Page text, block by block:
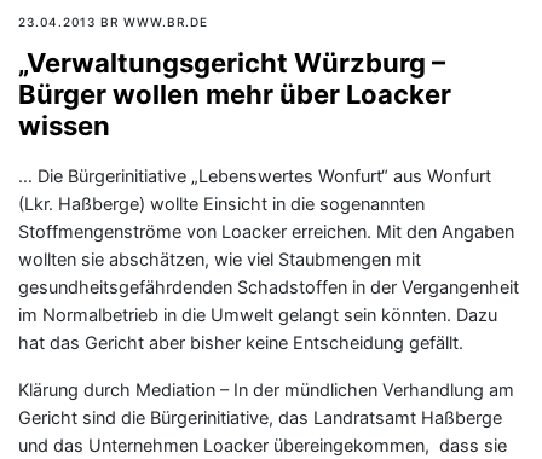
23.04.2013 BR WWW.BR.DE
„Verwaltungsgericht Würzburg –
Bürger wollen mehr über Loacker
wissen
… Die Bürgerinitiative „Lebenswertes Wonfurt“ aus Wonfurt
(Lkr. Haßberge) wollte Einsicht in die sogenannten
Stoffmengenströme von Loacker erreichen. Mit den Angaben
wollten sie abschätzen, wie viel Staubmengen mit
gesundheitsgefährdenden Schadstoffen in der Vergangenheit
im Normalbetrieb in die Umwelt gelangt sein könnten. Dazu
hat das Gericht aber bisher keine Entscheidung gefällt.
Klärung durch Mediation – In der mündlichen Verhandlung am
Gericht sind die Bürgerinitiative, das Landratsamt Haßberge
und das Unternehmen Loacker übereingekommen, dass sie